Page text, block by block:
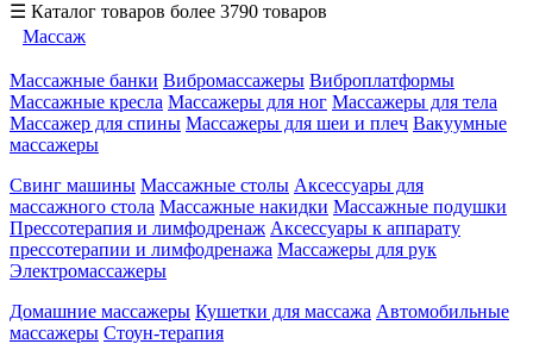
☰ Каталог товаров более 3790 товаров
Массаж
Массажные банки Вибромассажеры Виброплатформы
Массажные кресла Массажеры для ног Массажеры для тела
Массажер для спины Массажеры для шеи и плеч Вакуумные
массажеры
Свинг машины Массажные столы Аксессуары для
массажного стола Массажные накидки Массажные подушки
Прессотерапия и лимфодренаж Аксессуары к аппарату
прессотерапии и лимфодренажа Массажеры для рук
Электромассажеры
Домашние массажеры Кушетки для массажа Автомобильные
массажеры Стоун-терапия